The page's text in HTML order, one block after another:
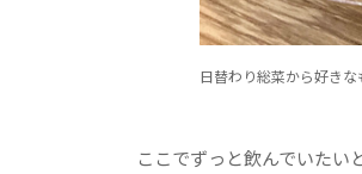
日替わり総菜から好き
ここでずっと飲んでいたい